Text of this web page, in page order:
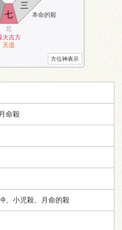
大吉方
天道
本命的殺
北
七
三
方位神表示
命殺
、小児殺、月命的殺